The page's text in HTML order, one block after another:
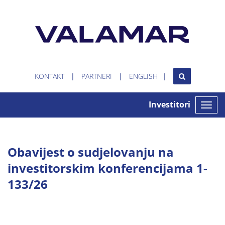
KONTAKT PARTNERI ENGLISH
Toggle
Investitori
Obavijest o sudjelovanju na
investitorskim konferencijama 1-
133/26